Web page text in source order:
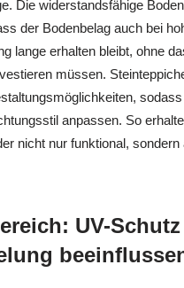
Die widerstandsfähige
der Bodenbelag auch bei
lange erhalten bleibt, ohne
müssen.
anpassen. So
nicht nur funktional,
UV-